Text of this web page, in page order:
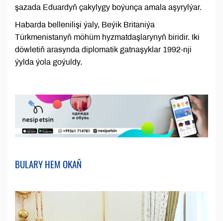
şazada Eduardyň çakylygy boýunça amala aşyrylýar.
Habarda bellenilişi ýaly, Beýik Britaniýa
Türkmenistanyň möhüm hyzmatdaşlarynyň biridir. Iki
döwletiň arasynda diplomatik gatnaşyklar 1992-nji
ýylda ýola goýuldy.
BULARY HEM OKAŇ